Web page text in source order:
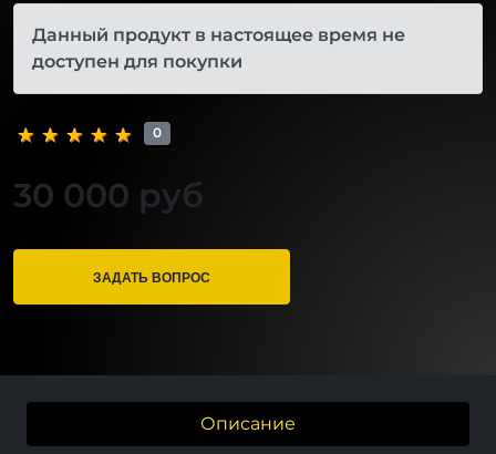
Данный продукт в настоящее время не
доступен для покупки
0
30 000 руб
ЗАДАТЬ ВОПРОС
Описание